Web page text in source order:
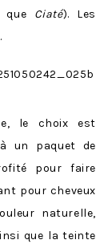
que Ciaté). Les
le choix est
un paquet de
pour faire
pour cheveux
naturelle,
que la teinte